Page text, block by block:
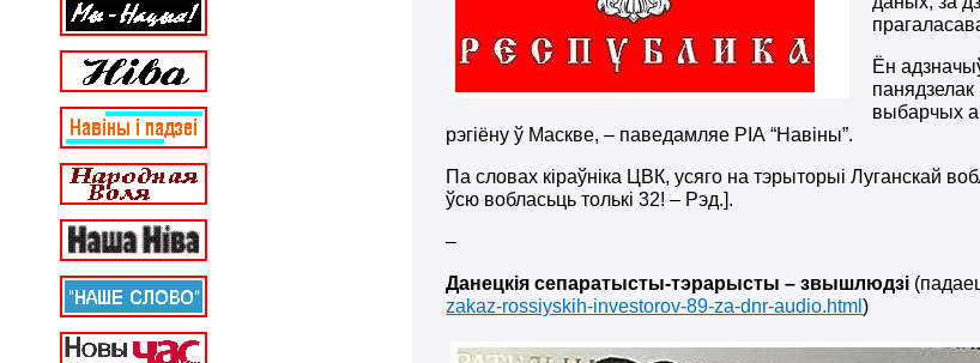
Ён
выбарчых
рэгіёну ў Маскве, – паведамляе РІА “Навіны”.
Па словах кіраўніка ЦВК, усяго на тэрыторыі Луганскай
ўсю вобласьць толькі 32! – Рэд.].
–
Данецкія сепаратысты-тэрарысты – звышлюдзі
zakaz-rossiyskih-investorov-89-za-dnr-audio.html)